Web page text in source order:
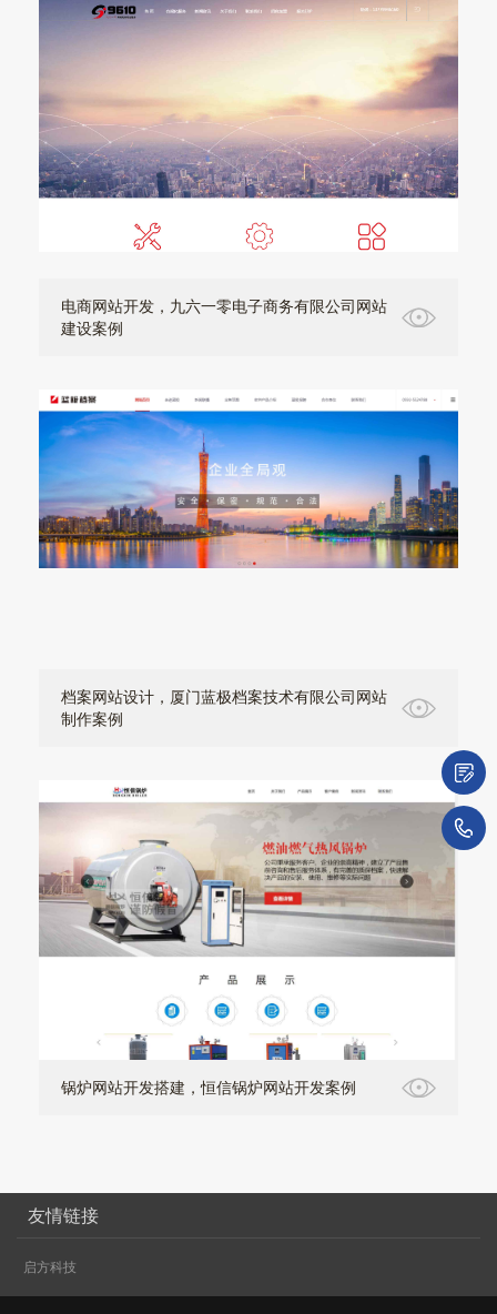
电商网站开发，九六一零电子商务有限公司网站
建设案例
档案网站设计，厦门蓝极档案技术有限公司网站
制作案例
锅炉网站开发搭建，恒信锅炉网站开发案例
友情链接
启方科技